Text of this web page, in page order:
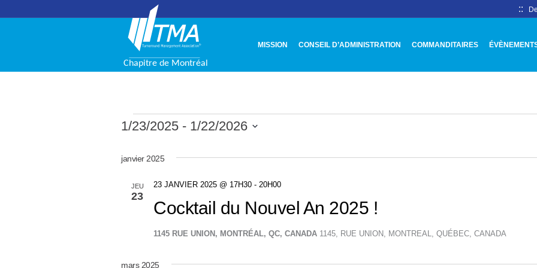
::
MISSION CONSEIL D’ADMINISTRATION COMMANDITAIRES
Évènements
1/23/2025 - 1/22/2026
une
janvier 2025
JEU
23
Cocktail du Nouvel An 2025 !
23 JANVIER 2025 @ 17H30 - 20H00
1145 RUE UNION, MONTRÉAL, QC, CANADA 1145, RUE UNION, MONTREAL, QUÉBEC, CANADA
mars 2025